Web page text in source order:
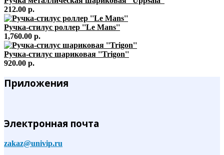
212.00 р.
Ручка-стилус роллер ''Le Mans''
1,760.00 р.
Ручка-стилус шариковая ''Trigon''
920.00 р.
Приложения
Электронная почта
zakaz@univip.ru